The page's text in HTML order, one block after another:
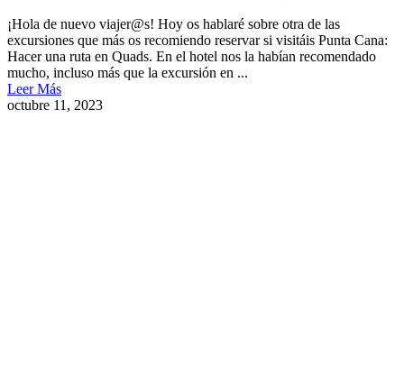
¡Hola de nuevo viajer@s! Hoy os hablaré sobre otra de las
excursiones que más os recomiendo reservar si visitáis Punta Cana:
Hacer una ruta en Quads. En el hotel nos la habían recomendado
mucho, incluso más que la excursión en ...
Leer Más
octubre 11, 2023